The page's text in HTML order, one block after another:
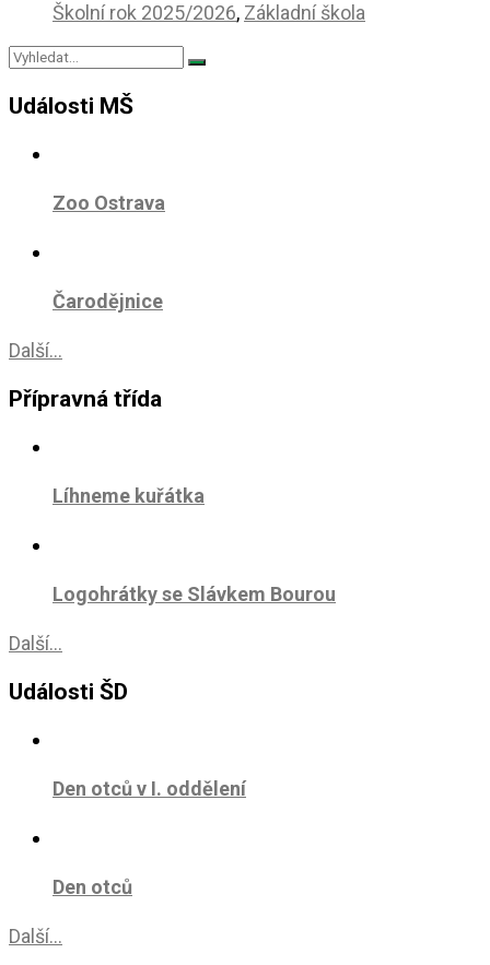
Školní rok 2025/2026, Základní škola
Události MŠ
Zoo Ostrava
Čarodějnice
Další...
Přípravná třída
Líhneme kuřátka
Logohrátky se Slávkem Bourou
Další...
Události ŠD
Den otců v I. oddělení
Den otců
Další...